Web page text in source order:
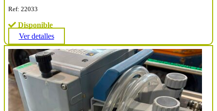
Ref: 22033
Disponible
Ver detalles